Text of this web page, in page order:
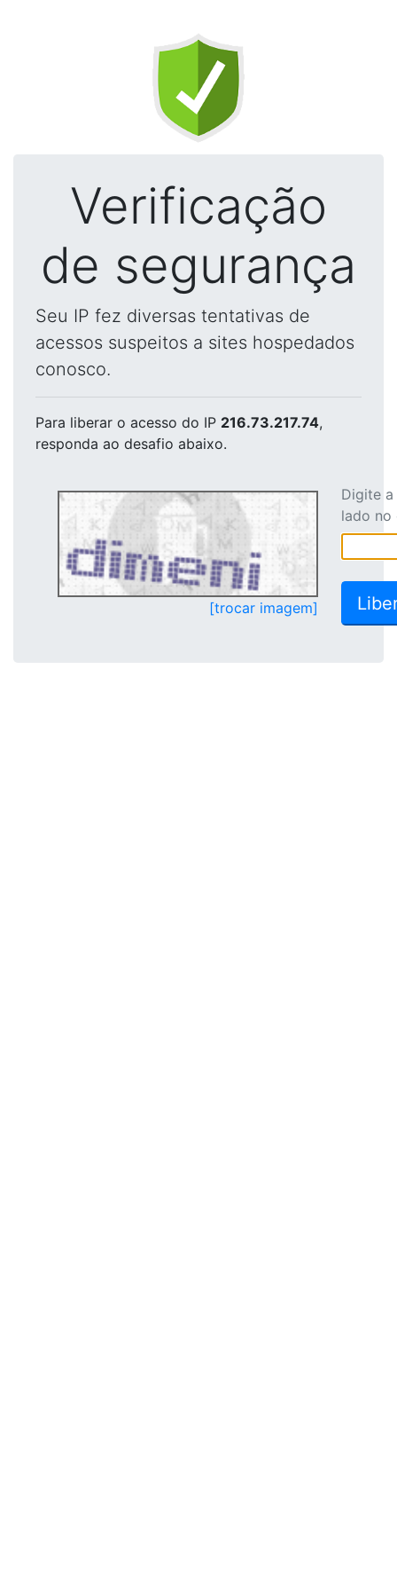
Verificação
de segurança
Seu IP fez diversas tentativas de
acessos suspeitos a sites hospedados
conosco.
Para liberar o acesso do IP 216.73.217.74,
responda ao desafio abaixo.
[trocar imagem]
Digite
lado no